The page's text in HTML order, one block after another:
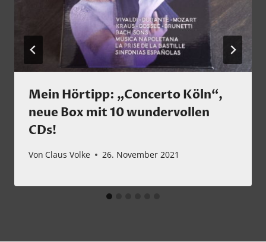
Mein Hörtipp: „Concerto Köln“,
neue Box mit 10 wundervollen
CDs!
Von Claus Volke 26. November 2021